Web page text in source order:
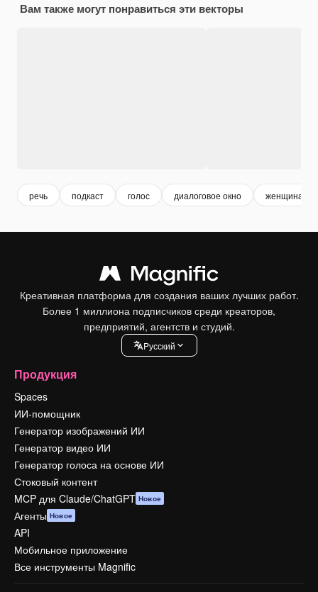
Вам также могут понравиться эти векторы
речь подкаст голос диалоговое окно женщина
Креативная платформа для создания ваших лучших работ.
Более 1 миллиона подписчиков среди креаторов,
предприятий, агентств и студий.
Pусский
Продукция
Spaces
ИИ-помощник
Генератор изображений ИИ
Генератор видео ИИ
Генератор голоса на основе ИИ
Стоковый контент
MCP для Claude/ChatGPT Новое
Агенты Новое
API
Мобильное приложение
Все инструменты Magnific